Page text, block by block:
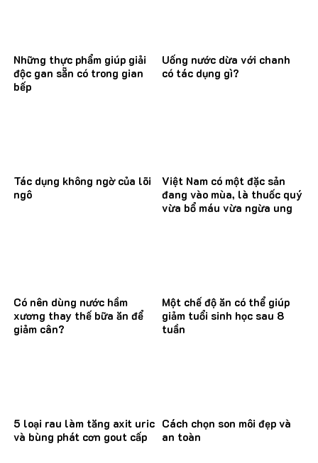
Những thực phẩm giúp giải
độc gan sẵn có trong gian
bếp
Uống nước dừa với chanh
có tác dụng gì?
Tác dụng không ngờ của lõi
ngô
Việt Nam có một đặc sản
đang vào mùa, là thuốc quý
vừa bổ máu vừa ngừa ung
Có nên dùng nước hầm
xương thay thế bữa ăn để
giảm cân?
Một chế độ ăn có thể giúp
giảm tuổi sinh học sau 8
tuần
5 loại rau làm tăng axit uric
và bùng phát cơn gout cấp
Cách chọn son môi đẹp và
an toàn